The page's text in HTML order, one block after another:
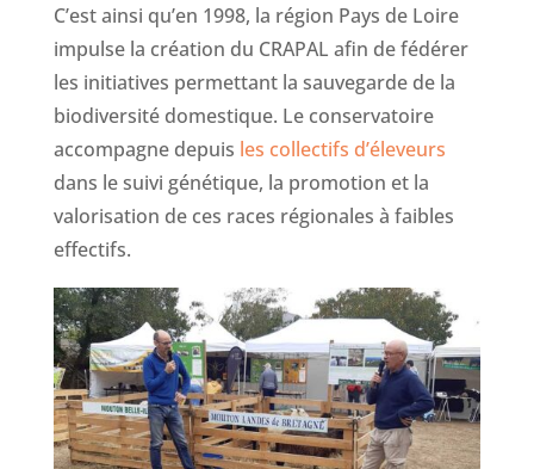
C’est ainsi qu’en 1998, la région Pays de Loire
impulse la création du CRAPAL afin de fédérer
les initiatives permettant la sauvegarde de la
biodiversité domestique. Le conservatoire
accompagne depuis les collectifs d’éleveurs
dans le suivi génétique, la promotion et la
valorisation de ces races régionales à faibles
effectifs.